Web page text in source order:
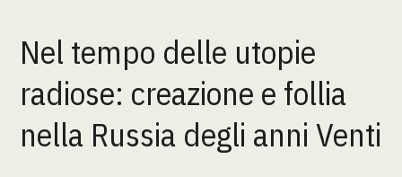
Nel tempo delle utopie
radiose: creazione e follia
nella Russia degli anni Venti